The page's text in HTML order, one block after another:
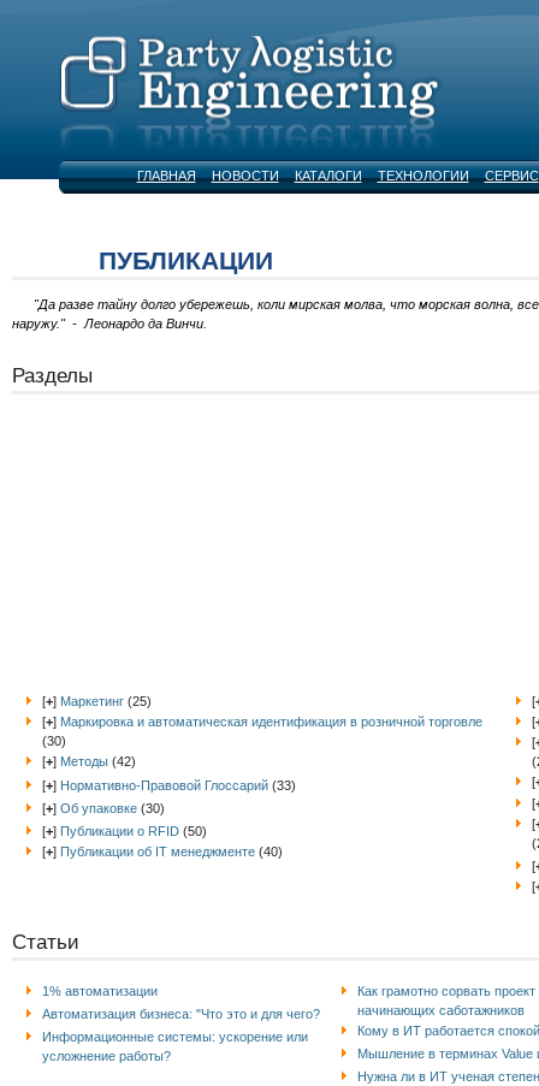
ГЛАВНАЯ НОВОСТИ КАТАЛОГИ ТЕХНОЛОГИИ СЕРВИС
ПУБЛИКАЦИИ
"Да разве тайну долго убережешь, коли мирская молва, что морская волна,
наружу." - Леонардо да Винчи.
Разделы
[+] Маркетинг (25)
[+] Маркировка и автоматическая идентификация в розничной торговле
(30)
[+] Методы (42)
[+] Нормативно-Правовой Глоссарий (33)
[+] Об упаковке (30)
[+] Публикации о RFID (50)
[+] Публикации об IT менеджменте (40)
[
[
[
[
[
[
[
[
Статьи
1% автоматизации
Автоматизация бизнеса: "Что это и для чего?
Информационные системы: ускорение или
усложнение работы?
Как грамотно сорвать
начинающих саботажников
Кому в ИТ работается
Мышление в терминах Value
Нужна ли в ИТ ученая